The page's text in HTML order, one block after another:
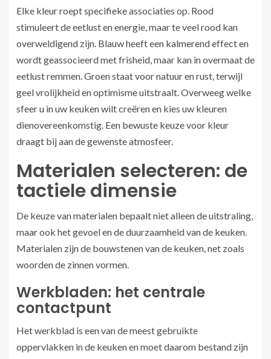
Elke kleur roept specifieke associaties op. Rood
stimuleert de eetlust en energie, maar te veel rood kan
overweldigend zijn. Blauw heeft een kalmerend effect en
wordt geassocieerd met frisheid, maar kan in overmaat de
eetlust remmen. Groen staat voor natuur en rust, terwijl
geel vrolijkheid en optimisme uitstraalt. Overweeg welke
sfeer u in uw keuken wilt creëren en kies uw kleuren
dienovereenkomstig. Een bewuste keuze voor kleur
draagt bij aan de gewenste atmosfeer.
Materialen selecteren: de
tactiele dimensie
De keuze van materialen bepaalt niet alleen de uitstraling,
maar ook het gevoel en de duurzaamheid van de keuken.
Materialen zijn de bouwstenen van de keuken, net zoals
woorden de zinnen vormen.
Werkbladen: het centrale
contactpunt
Het werkblad is een van de meest gebruikte
oppervlakken in de keuken en moet daarom bestand zijn